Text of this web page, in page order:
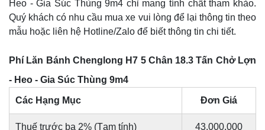
Heo - Gia Súc Thùng 9m4 chỉ mang tính chất tham khảo.
Quý khách có nhu cầu mua xe vui lòng để lại thông tin theo
mẫu hoặc liên hệ Hotline/Zalo để biết thông tin chi tiết.
Phí Lăn Bánh Chenglong H7 5 Chân 18.3 Tấn Chở Lợn
- Heo - Gia Súc Thùng 9m4
Các Hạng Mục Đơn Giá
Thuế trước bạ 2% (Tạm tính) 43.000.000